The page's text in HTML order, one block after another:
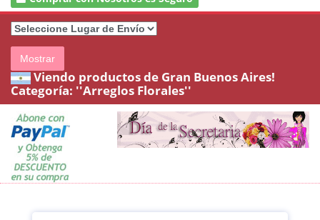
Mostrar
Viendo productos de Gran Buenos Aires!
Categoría: ''Arreglos Florales''